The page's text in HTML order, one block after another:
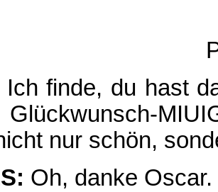
Ich finde, du hast
Glückwunsch-
nur schön,
Oh, danke Oscar.